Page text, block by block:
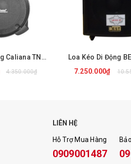
Loa Kéo Di Động Caliana TN15B
4.350.000₫
Loa Kéo Di Động
7.250.000₫
LIÊN HỆ
Hỗ Trợ Mua Hàng
0909001487